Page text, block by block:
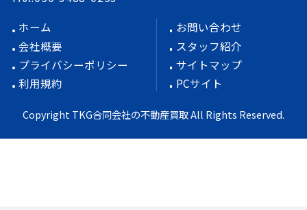
ホーム
会社概要
プライバシーポリシー
利用規約
お問い合わせ
スタッフ紹介
サイトマップ
PCサイト
Copyright TKG合同会社の不動産買取 All Rights Reserved.